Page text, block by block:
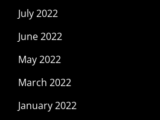
July 2022
June 2022
May 2022
March 2022
January 2022